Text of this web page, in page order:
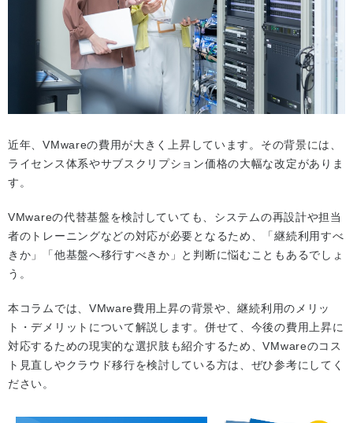
近年、VMwareの費用が大きく上昇しています。その背景には、
ライセンス体系やサブスクリプション価格の大幅な改定がありま
す。
VMwareの代替基盤を検討していても、システムの再設計や担当
者のトレーニングなどの対応が必要となるため、「継続利用すべ
きか」「他基盤へ移行すべきか」と判断に悩むこともあるでしょ
う。
本コラムでは、VMware費用上昇の背景や、継続利用のメリッ
ト・デメリットについて解説します。併せて、今後の費用上昇に
対応するための現実的な選択肢も紹介するため、VMwareのコス
ト見直しやクラウド移行を検討している方は、ぜひ参考にしてく
ださい。